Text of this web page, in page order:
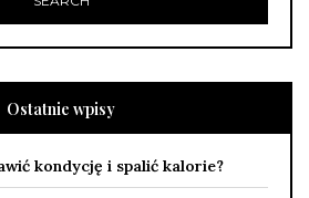
Ostatnie wpisy
kondycję i spalić kalorie?